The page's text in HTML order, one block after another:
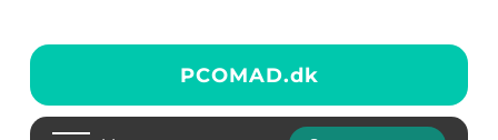
PCOMAD.dk